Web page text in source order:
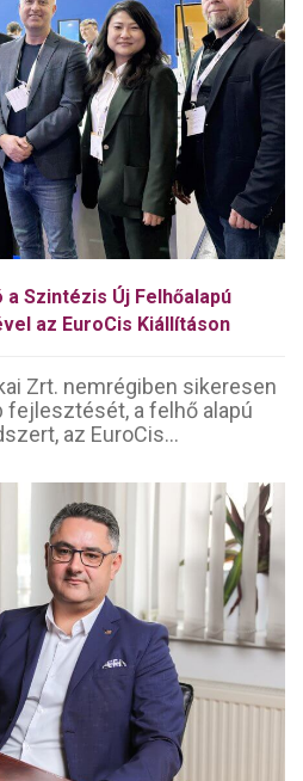
Szintézis Új Felhőalapú
az EuroCis Kiállításon
Zrt. nemrégiben sikeresen
fejlesztését, a felhő alapú
az EuroCis...